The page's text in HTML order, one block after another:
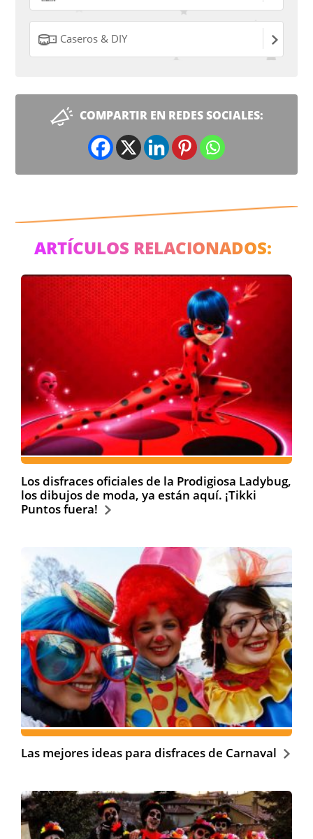
Caseros & DIY
COMPARTIR EN REDES SOCIALES:
ARTÍCULOS RELACIONADOS:
Los disfraces oficiales de la Prodigiosa Ladybug,
los dibujos de moda, ya están aquí. ¡Tikki
Puntos fuera!
Las mejores ideas para disfraces de Carnaval